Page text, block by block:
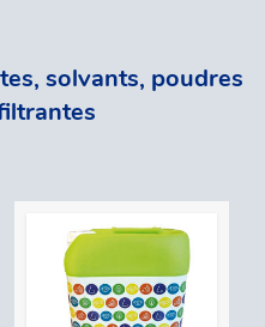
solvants, poudres